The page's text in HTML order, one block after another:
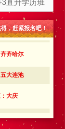
直升学历班
，赶紧报名吧！
肇东
齐哈尔
内蒙古